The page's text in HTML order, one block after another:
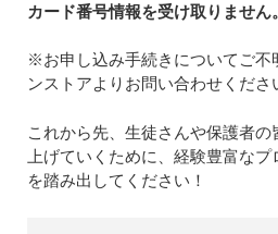
カード番号情報を受け取りません
※お申し込み手続きについてご不
ンストアよりお問い合わせくださ
これから先、生徒さんや保護者
上げていくために、経験豊富な
を踏み出してください！